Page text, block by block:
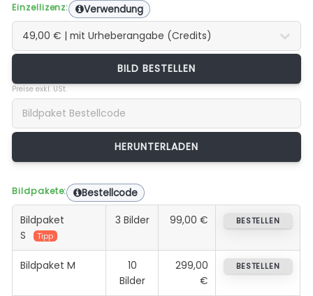
Einzellizenz: Verwendung
BILD BESTELLEN
Preise exkl. USt.
Bildpakete: Bestellcode
Bildpaket
S
Tipp
3 Bilder 99,00 € BESTELLEN
Bildpaket M
10
Bilder
299,00
€
BESTELLEN